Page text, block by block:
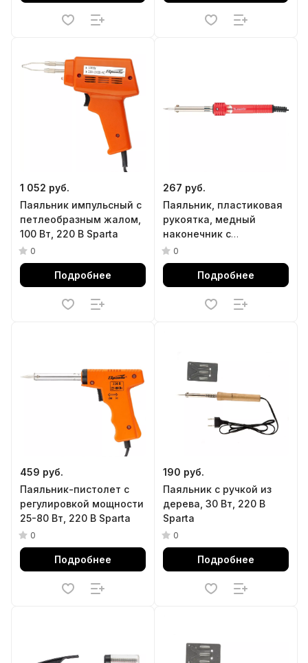
1 052 руб.
Паяльник импульсный с
петлеобразным жалом,
100 Вт, 220 В Sparta
0
Подробнее
267 руб.
Паяльник, пластиковая
рукоятка, медный
наконечник с
долговечным защитным
покрытием, 220 В, 30 W
0
Подробнее
459 руб.
Паяльник-пистолет с
регулировкой мощности
25-80 Вт, 220 В Sparta
0
Подробнее
190 руб.
Паяльник с ручкой из
дерева, 30 Вт, 220 В
Sparta
0
Подробнее